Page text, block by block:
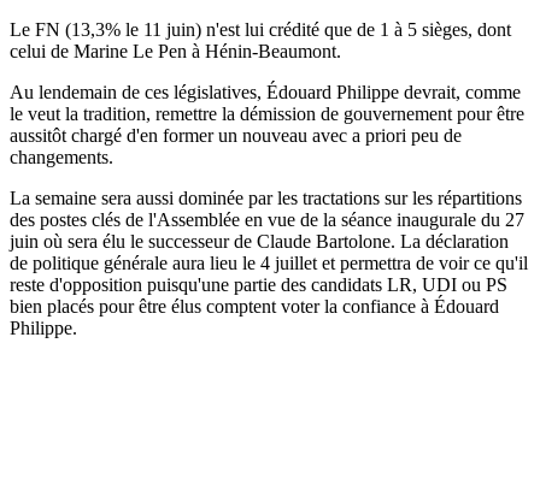
Le FN (13,3% le 11 juin) n'est lui crédité que de 1 à 5 sièges, dont
celui de Marine Le Pen à Hénin-Beaumont.
Au lendemain de ces législatives, Édouard Philippe devrait, comme
le veut la tradition, remettre la démission de gouvernement pour être
aussitôt chargé d'en former un nouveau avec a priori peu de
changements.
La semaine sera aussi dominée par les tractations sur les répartitions
des postes clés de l'Assemblée en vue de la séance inaugurale du 27
juin où sera élu le successeur de Claude Bartolone. La déclaration
de politique générale aura lieu le 4 juillet et permettra de voir ce qu'il
reste d'opposition puisqu'une partie des candidats LR, UDI ou PS
bien placés pour être élus comptent voter la confiance à Édouard
Philippe.